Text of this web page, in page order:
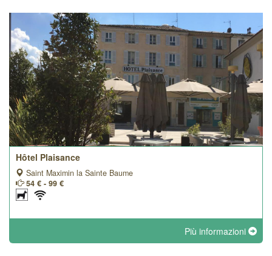
Hôtel Plaisance
Saint Maximin la Sainte Baume
54 € - 99 €
Più informazioni